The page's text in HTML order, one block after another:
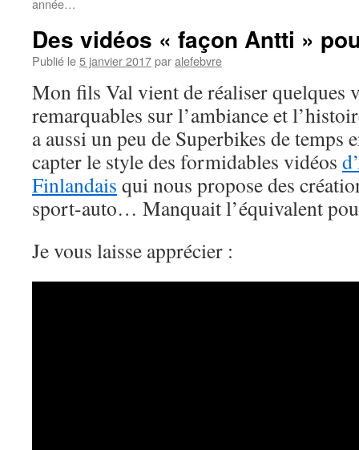
année…
Des vidéos « façon Antti »
Publié le5 janvier 2017paralefebvre
Mon fils Val vient de réaliser quelques
remarquables sur l’ambiance et
a aussi un peu de Superbikes de temps
capter le style des formidables vidéos
Finlandais qui nous propose des
sport-auto… Manquait l’équivalent
Je vous laisse apprécier :